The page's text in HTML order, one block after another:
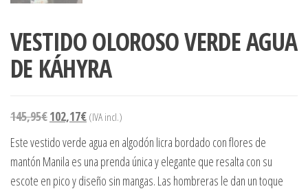
VESTIDO OLOROSO VERDE AGUA
DE KÁHYRA
145,95€102,17€ (IVA incl.)
Este vestido verde agua en algodón licra bordado con flores de
mantón Manila es una prenda única y elegante que resalta con su
escote en pico y diseño sin mangas. Las hombreras le dan un toque